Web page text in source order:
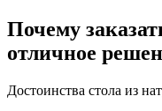
Почему
отличное
Достоинства стола из